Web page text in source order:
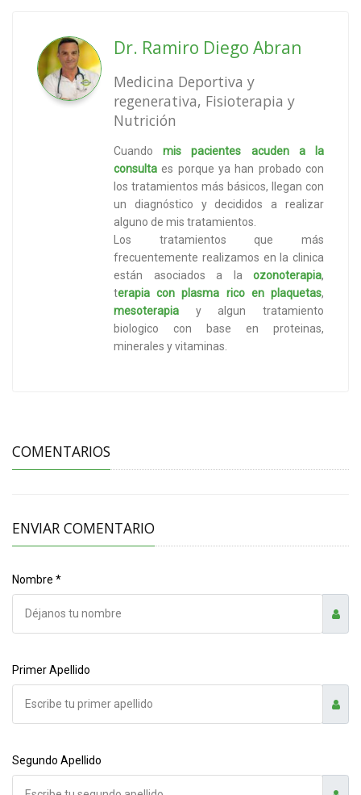
Dr. Ramiro Diego Abran
Medicina Deportiva y
regenerativa, Fisioterapia y
Nutrición
Cuandomis pacientes acuden a la
consulta es porque ya han probado con
los tratamientos más básicos, llegan con
un diagnóstico y decididos a realizar
alguno de mis tratamientos.
Los tratamientos que más
frecuentemente realizamos en la clinica
están asociados a la ozonoterapia,
terapia con plasma rico en plaquetas,
mesoterapia y algun tratamiento
biologico con base en proteinas,
minerales y vitaminas.
COMENTARIOS
ENVIAR COMENTARIO
Nombre *
Primer Apellido
Segundo Apellido